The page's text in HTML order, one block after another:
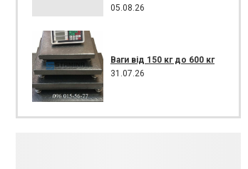
05.08.26
Ваги від 150 кг до 600 кг
31.07.26